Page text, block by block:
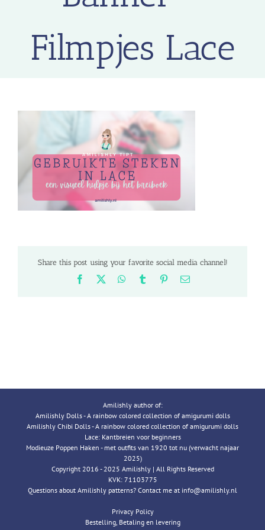
Filmpjes Lace
Share this post using your favorite social media channel!
Facebook WhatsApp
Tumblr PinterestEmail
Amilishly author of:
Amilishly Dolls - A rainbow colored collection of amigurumi dolls
Amilishly Chibi Dolls - A rainbow colored collection of amigurumi dolls
Lace: Kantbreien voor beginners
Modieuze Poppen Haken - met outfits van 1920 tot nu (verwacht najaar
2025)
Copyright 2016 - 2025 Amilishly | All Rights Reserved
KVK: 71103775
Questions about Amilishly patterns? Contact me at info@amilishly.nl
Privacy Policy
Bestelling, Betaling en levering